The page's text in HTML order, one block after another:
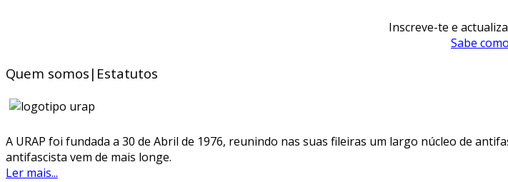
Inscreve-te e
Sabe como
Quem somos|Estatutos
A URAP foi fundada a 30 de Abril de 1976, reunindo nas suas fileiras um largo núcleo de
antifascista vem de mais longe.
Ler mais...